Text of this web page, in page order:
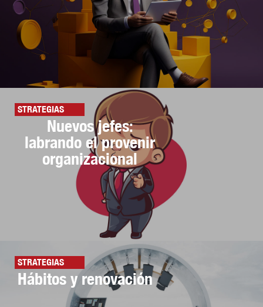
STRATEGIAS
Nuevos jefes:
labrando el provenir
organizacional
STRATEGIAS
Hábitos y renovación